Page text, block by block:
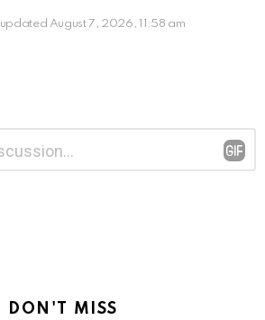
updated August 7, 2026, 11:58 am
DON'T MISS